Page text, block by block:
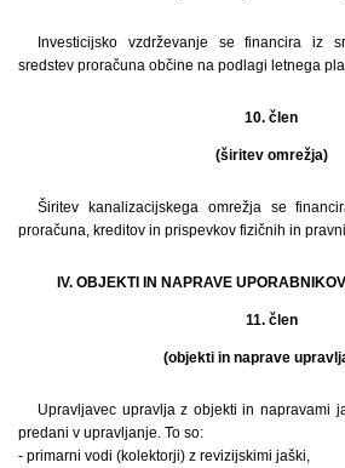
Investicijsko vzdrževanje se financira iz
sredstev proračuna občine na podlagi letnega
10. člen
(širitev omrežja)
Širitev kanalizacijskega omrežja se
proračuna, kreditov in prispevkov fizičnih in
IV. OBJEKTI IN NAPRAVE
11. člen
(objekti in naprave
Upravljavec upravlja z objekti in napravami
predani v upravljanje. To so:
- primarni vodi (kolektorji) z revizijskimi jaški,